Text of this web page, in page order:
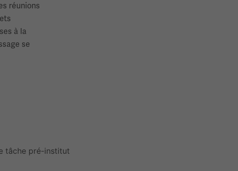
réunions
à la
se
tâche pré-institut